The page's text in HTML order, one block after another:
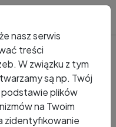
730
730
nasz serwis
treści
W związku z tym
są np. Twój
podstawie plików
na Twoim
zidentyfikowanie